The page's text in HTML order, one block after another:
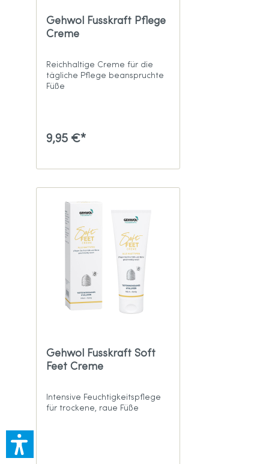
Gehwol Fusskraft Pflege
Creme
Reichhaltige Creme für die
tägliche Pflege beanspruchte
Füße
9,95 €*
Gehwol Fusskraft Soft
Feet Creme
Intensive Feuchtigkeitspflege
für trockene, raue Füße